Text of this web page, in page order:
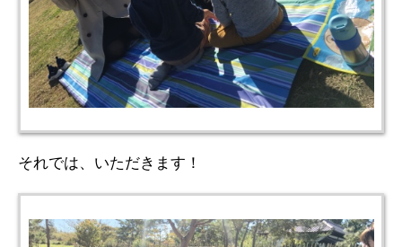
それでは、いただきます！